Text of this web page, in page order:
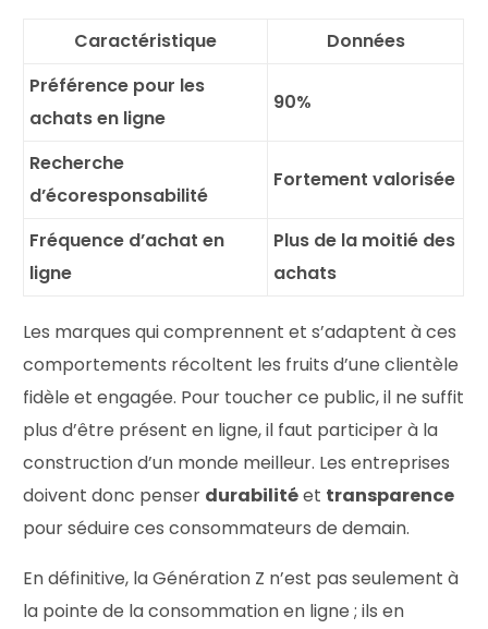
Caractéristique
Données
Préférence pour les
achats en ligne
90%
Recherche
d’écoresponsabilité
Fortement valorisée
Fréquence d’achat en
ligne
Plus de la moitié des
achats
Les marques qui comprennent et s’adaptent à ces
comportements récoltent les fruits d’une clientèle
fidèle et engagée. Pour toucher ce public, il ne suffit
plus d’être présent en ligne, il faut participer à la
construction d’un monde meilleur. Les entreprises
doivent donc penser durabilitéet transparence
pour séduire ces consommateurs de demain.
En définitive, la Génération Z n’est pas seulement à
la pointe de la consommation en ligne ; ils en